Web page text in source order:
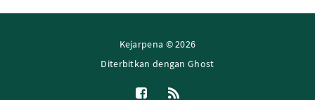
Kejarpena © 2026
Diterbitkan denganGhost